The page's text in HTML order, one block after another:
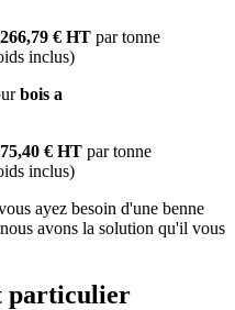
266,79 € HT par tonne
inclus)
bois a
75,40 € HT par tonne
inclus)
ayez besoin d'une benne
avons la solution qu'il vous
particulier